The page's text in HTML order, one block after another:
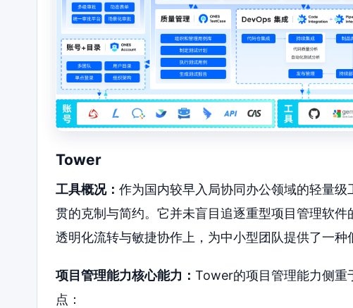
Tower
工具概况： 作为国内较早入局协同办公领域的轻量
贯的克制与简约。它并未盲目追逐重型项目管理软
透明化流转与敏捷协作上，为中小型团队提供了一种
项目管理能力核心能力： Tower的项目管理能力侧重
点：